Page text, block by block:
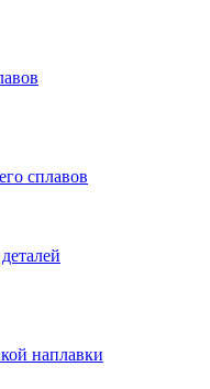
сплавов
наплавки